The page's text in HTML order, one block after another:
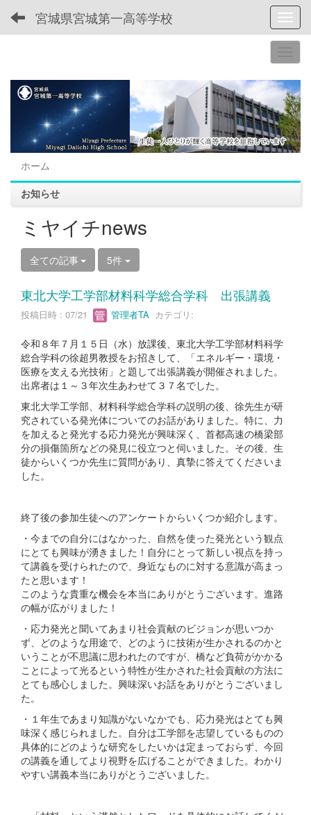
宮城県宮城第一高等学校
ホーム
お知らせ
ミヤイチnews
全ての記事 5件
東北大学工学部材料科学総合学科 出張講義
投稿日時 : 07/21 管理者TA カテゴリ:
令和８年７月１５日（水）放課後、東北大学工学部材料科学
総合学科の徐超男教授をお招きして、「エネルギー・環境・
医療を支える光技術」と題して出張講義が開催されました。
出席者は１～３年次生あわせて３７名でした。
東北大学工学部、材料科学総合学科の説明の後、徐先生が研
究されている発光体についてのお話がありました。特に、力
を加えると発光する応力発光が興味深く、首都高速の橋梁部
分の損傷箇所などの発見に役立つと伺いました。その後、生
徒からいくつか先生に質問があり、真摯に答えてくださいま
した。
終了後の参加生徒へのアンケートからいくつか紹介します。
・今までの自分にはなかった、自然を使った発光という観点
にとても興味が湧きました！自分にとって新しい視点を持っ
て講義を受けられたので、身近なものに対する意識が高まっ
たと思います！
このような貴重な機会を本当にありがとうございます。進路
の幅が広がりました！
・応力発光と聞いてあまり社会貢献のビジョンが思いつか
ず、どのような用途で、どのように技術が生かされるのかと
いうことが不思議に思われたのですが、橋など負荷がかかる
ことによって光るという特性が生かされた社会貢献の方法に
とても感心しました。興味深いお話をありがとうございまし
た。
・１年生であまり知識がないなかでも、応力発光はとても興
味深く感じられました。自分は工学部を志望しているものの
具体的にどのような研究をしたいかは定まっておらず、今回
の講義を通してより視野を広げることができました。わかり
やすい講義本当にありがとうございました。